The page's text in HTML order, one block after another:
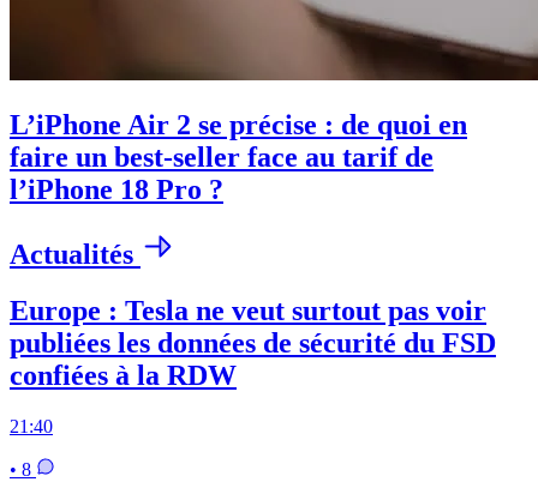
L’iPhone Air 2 se précise : de quoi en
faire un best-seller face au tarif de
l’iPhone 18 Pro ?
Actualités
Europe : Tesla ne veut surtout pas voir
publiées les données de sécurité du FSD
confiées à la RDW
21:40
• 8